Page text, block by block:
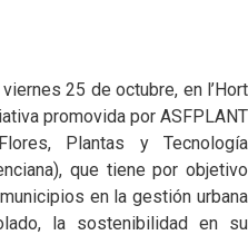
25 de octubre, en l’Hort
promovida por ASFPLANT
Plantas y Tecnología
que tiene por objetivo
en la gestión urbana
la sostenibilidad en su